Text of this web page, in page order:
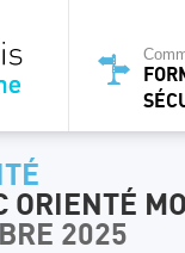
ORIENTÉ
2025